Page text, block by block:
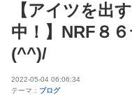
【アイツを出
中！】NRF８
(^^)/
2022-05-04 06:06:34
テーマ： ブログ